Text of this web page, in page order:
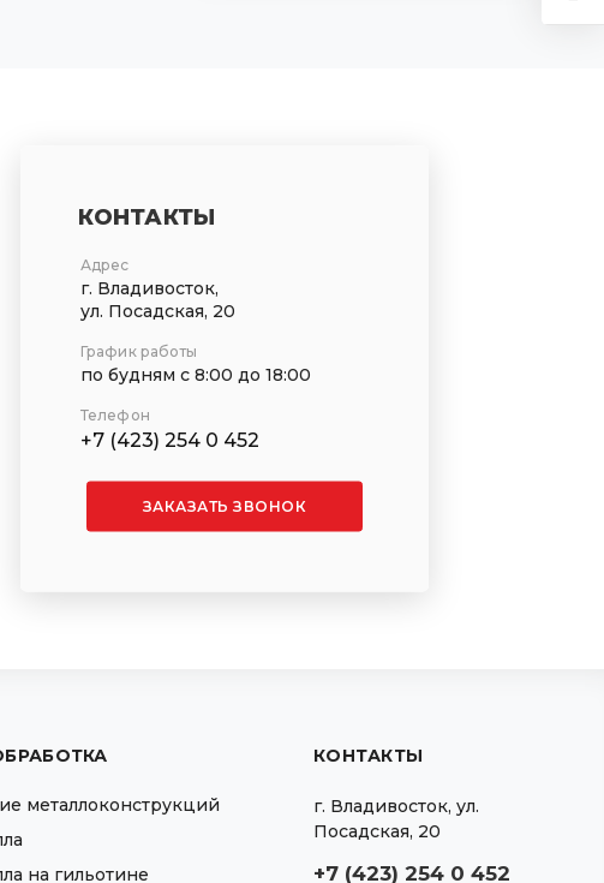
КОНТАКТЫ
Адрес
г. Владивосток,
ул. Посадская, 20
График работы
по будням с 8:00 до 18:00
Телефон
+7 (423) 254 0 452
ЗАКАЗАТЬ ЗВОНОК
металлоконструкций
на гильотине
КОНТАКТЫ
г. Владивосток, ул.
Посадская, 20
+7 (423) 254 0 452